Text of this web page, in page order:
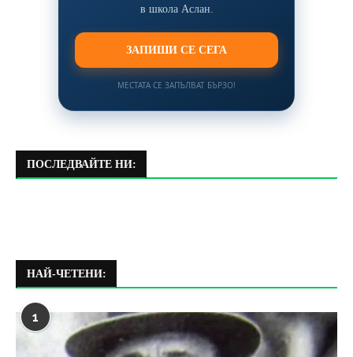
в школа Аслан.
ЗАПИШИ СЕ СЕГА
МЕСТАТА СЕ ЗАПЪЛВАТ БЪРЗО!
ПОСЛЕДВАЙТЕ НИ:
НАЙ-ЧЕТЕНИ:
1